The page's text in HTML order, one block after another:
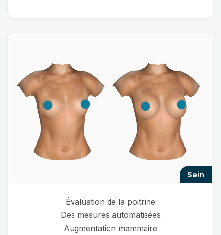
sein
Évaluation de la poitrine
Des mesures automatisées
Augmentation mammaire